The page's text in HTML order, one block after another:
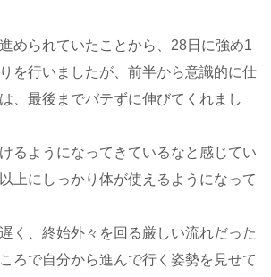
められていたことから、28日に強め1
を行いましたが、前半から意識的に仕
、最後までバテずに伸びてくれまし
るようになってきているなと感じてい
上にしっかり体が使えるようになって
く、終始外々を回る厳しい流れだった
ろで自分から進んで行く姿勢を見せて